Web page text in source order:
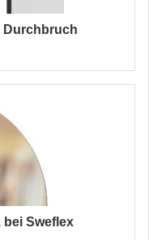
Durchbruch
Sweflex